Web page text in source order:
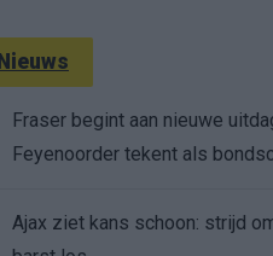
Nieuws
Fraser begint aan nieuwe
Feyenoorder tekent als
Ajax ziet kans schoon: strijd